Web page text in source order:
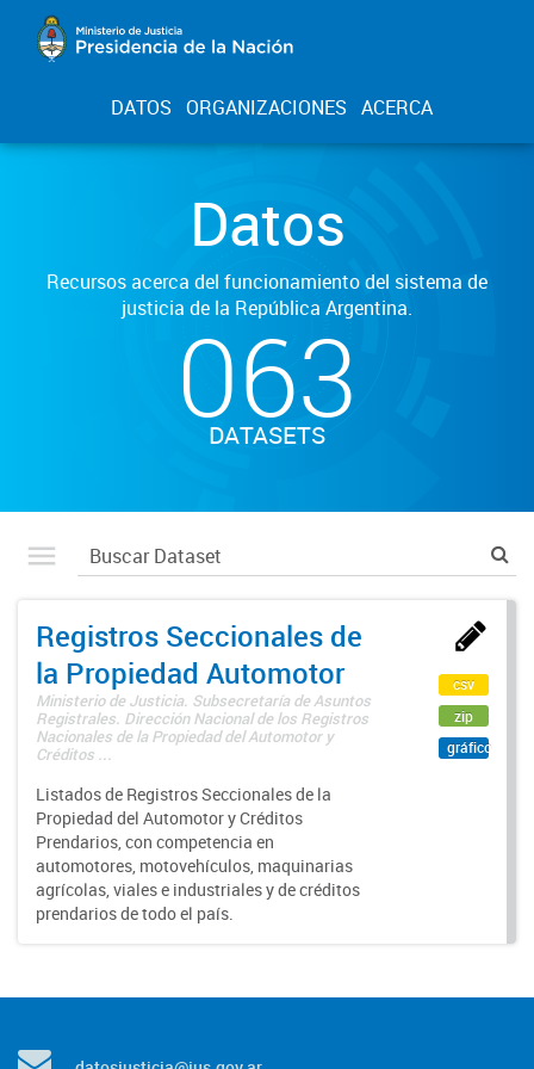
DATOS ORGANIZACIONES ACERCA
Datos
Recursos acerca del funcionamiento del sistema de
justicia de la República Argentina.
063
DATASETS
Registros Seccionales de
la Propiedad Automotor
Ministerio de Justicia. Subsecretaría de Asuntos
Registrales. Dirección Nacional de los Registros
Nacionales de la Propiedad del Automotor y
Créditos ...
Listados de Registros Seccionales de la
Propiedad del Automotor y Créditos
Prendarios, con competencia en
automotores, motovehículos, maquinarias
agrícolas, viales e industriales y de créditos
prendarios de todo el país.
csv
zip
gráfico